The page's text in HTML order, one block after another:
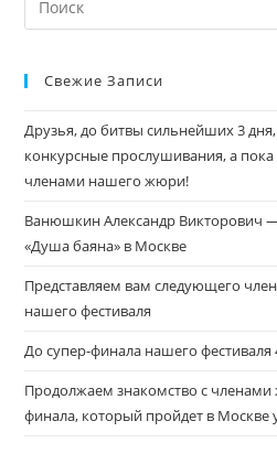
Свежие Записи
Друзья, до битвы сильнейших 3
конкурсные прослушивания, а
членами нашего жюри!
Ванюшкин Александр Викторович
«Душа баяна» в Москве
Представляем вам следующего
нашего фестиваля
До супер-финала нашего фестиваля
Продолжаем знакомство с
финала, который пройдет в Москве